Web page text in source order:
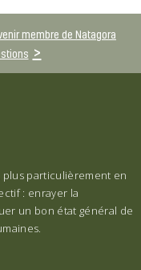
membre de Natagora
plus particulièrement en
: enrayer la
un bon état général de